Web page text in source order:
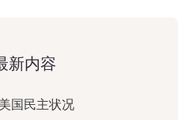
新内容
国民主状况